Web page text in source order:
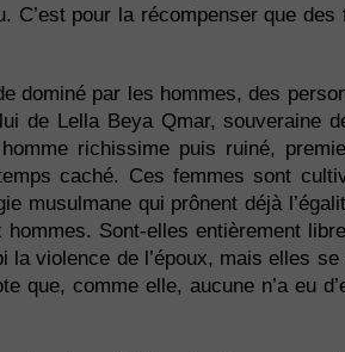
C’est pour la récompenser que
dominé par les hommes, des
de Lella Beya Qmar, souveraine
richissime puis ruiné,
caché. Ces femmes sont
musulmane qui prônent déjà
Sont-elles entièrement
violence de l’époux, mais elles
que, comme elle, aucune n’a eu